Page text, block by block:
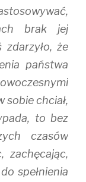
brak jej
zdarzyło, że
państwa
sobie chciał,
to bez
czasów
zachęcając,
spełnienia